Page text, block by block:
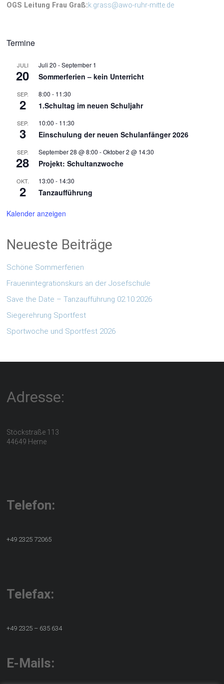
OGS Leitung Frau Graß:k.grass@awo-ruhr-mitte.de
Termine
JULI
20
Juli 20 -September 1
Sommerferien – kein Unterricht
SEP.
2
8:00 - 11:30
1.Schultag im neuen Schuljahr
SEP.
3
10:00 - 11:30
Einschulung der neuen Schulanfänger 2026
SEP.
28
September 28 @ 8:00 -Oktober 2 @ 14:30
Projekt: Schultanzwoche
OKT.
2
13:00 - 14:30
Tanzaufführung
Kalender anzeigen
Neueste Beiträge
Schöne Sommerferien
Frauenintegrationskurs an der Josefschule
Save the Date – Tanzaufführung 02.10.2026
Siegerehrung Sportfest
Sportwoche und Sportfest 2026
Adresse:
Stöckstraße 113
44649 Herne
Telefon:
+49 2325 72065
Telefax:
+49 2325 – 635 634
E-Mails: